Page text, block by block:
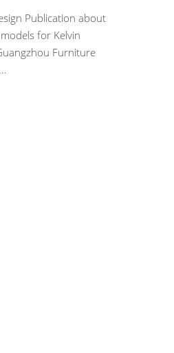
Publication about
for Kelvin
Furniture